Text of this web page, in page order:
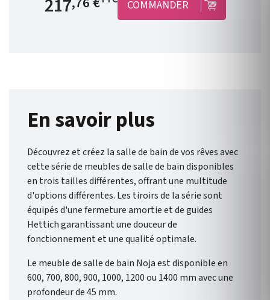
suspendu . Chants du meuble :
en PVC et colle PUR .
Noja , de Salgar , vous offre un
éventail de possibilités pour
ressemble.
217 COMMANDER
En savoir plus
Découvrez et créez la salle de bain de vos rêves avec
cette série de meubles de salle de bain disponibles
en trois tailles différentes, offrant une multitude
d'options différentes. Les tiroirs de la série sont
équipés d'une fermeture amortie et de guides
Hettich garantissant une douceur de
fonctionnement et une qualité optimale.
Le meuble de salle de bain Noja est disponible en
600, 700, 800, 900, 1000, 1200 ou 1400 mm avec une
profondeur de 45 mm.